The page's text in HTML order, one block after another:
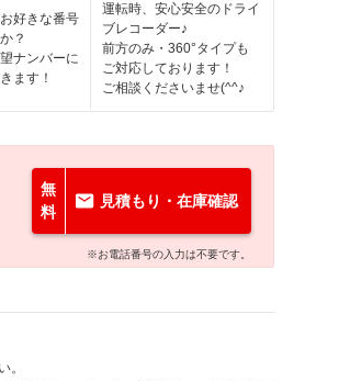
好きな番号
？
ナンバーに
ます！
運転時、安心安全のドライ
ブレコーダー♪
前方のみ・360°タイプも
ご対応しております！
ご相談くださいませ(^^♪
無
料
見積もり・在庫確認
※お電話番号の入力は不要です。
。